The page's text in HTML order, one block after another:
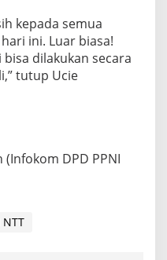
kepada semua
ini. Luar biasa!
dilakukan secara
tutup Ucie
DPD PPNI
NTT